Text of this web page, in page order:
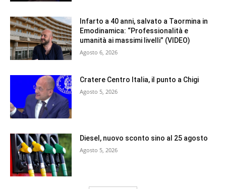
Infarto a 40 anni, salvato a Taormina in
Emodinamica: “Professionalità e
umanità ai massimi livelli” (VIDEO)
Agosto 6, 2026
Cratere Centro Italia, il punto a Chigi
Agosto 5, 2026
Diesel, nuovo sconto sino al 25 agosto
Agosto 5, 2026